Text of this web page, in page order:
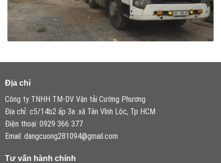
Địa chỉ
Công ty TNHH TM-DV Vận tải Cường Phương
Địa chỉ: c5/14b2 ấp 3a .xã Tân Vĩnh Lộc, Tp HCM
Điện thoại: 0929 366 377
Email: dangcuong281094@gmail.com
Tư vấn hành chính